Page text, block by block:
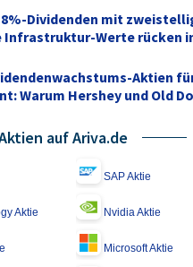
Dividenden mit
Infrastruktur-Werte rücken
Aktien
Warum Hershey und Old
auf Ariva.de
SAP Aktie
Aktie Nvidia Aktie
Microsoft Aktie